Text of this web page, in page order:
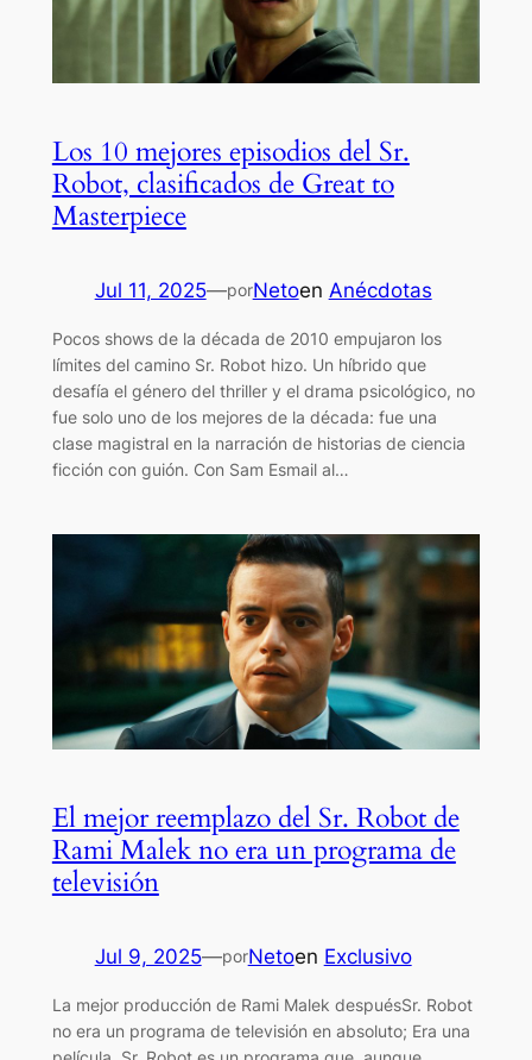
Los 10 mejores episodios del Sr.
Robot, clasificados de Great to
Masterpiece
Jul 11, 2025—porNetoen Anécdotas
Pocos shows de la década de 2010 empujaron los
límites del camino Sr. Robot hizo. Un híbrido que
desafía el género del thriller y el drama psicológico, no
fue solo uno de los mejores de la década: fue una
clase magistral en la narración de historias de ciencia
ficción con guión. Con Sam Esmail al…
El mejor reemplazo del Sr. Robot de
Rami Malek no era un programa de
televisión
Jul 9, 2025—porNetoen Exclusivo
La mejor producción de Rami Malek despuésSr. Robot
no era un programa de televisión en absoluto; Era una